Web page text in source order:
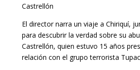
Castrellón
El director narra un viaje a Chiriquí,
para descubrir la verdad sobre su
Castrellón, quien estuvo 15 años
relación con el grupo terrorista Tupac